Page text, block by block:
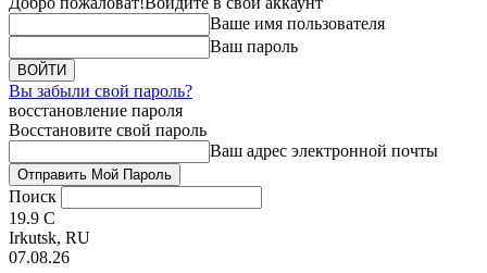
Ваше имя пользователя
Ваш пароль
Вы забыли свой пароль?
восстановление пароля
Восстановите свой пароль
Ваш адрес электронной почты
Поиск
19.9 C
Irkutsk, RU
07.08.26